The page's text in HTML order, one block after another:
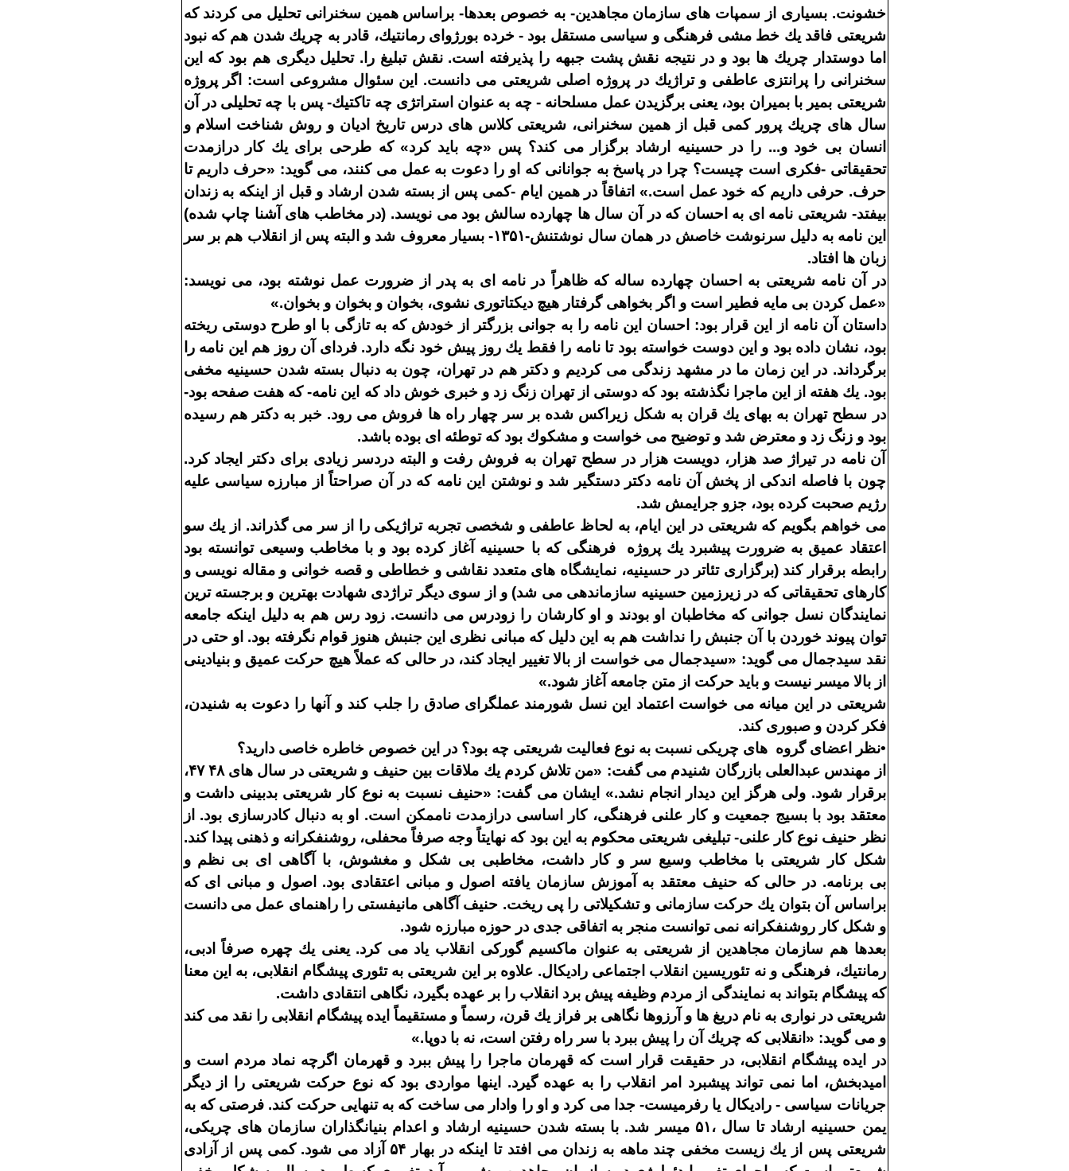
خشونت.بسيارى از سمپات هاى سازمان مجاهدين-به خصوص بعدها- براساس همين سخنرانى تحليل مى كردند كه
شريعتى فاقد يك خط مشى فرهنگى و سياسى مستقل بود -خرده بورژواى رمانتيك، قادر به چريك شدن هم كه نبود
اما دوستدار چريك ها بود و در نتيجه نقش پشت جبهه را پذيرفته است.نقش تبليغ را .تحليل ديگرى هم بود كه اين
سخنرانى را پرانتزى عاطفى و تراژيك در پروژه اصلى شريعتى مى دانست. اين سئوال مشروعى است: اگر پروژه
شريعتى بمير با بميران بود، يعنى برگزيدن عمل مسلحانه-چه به عنوان استراتژى چه تاكتيك-پس با چه تحليلى در آن
سال هاى چريك پرور كمى قبل از همين سخنرانى، شريعتى كلاس هاى درس تاريخ اديان و روش شناخت اسلام و
انسان بى خود و...را در حسينيه ارشاد برگزار مى كند؟ پس «چه بايد كرد»كه طرحى براى يك كار درازمدت
تحقيقاتى-فكرى است چيست؟ چرا در پاسخ به جوانانى كه او را دعوت به عمل مى كنند، مى گويد: «حرف داريم تا
حرف.حرفى داريم كه خود عمل است.» اتفاقاً در همين ايام -كمى پس از بسته شدن ارشاد و قبل از اينكه به زندان
بيفتد- شريعتى نامه اى به احسان كه در آن سال ها چهارده سالش بود مى نويسد. (در مخاطب هاى آشنا چاپ شده)
اين نامه به دليل سرنوشت خاصش در همان سال نوشتنش-۱۳۵۱- بسيار معروف شد و البته پس از انقلاب هم بر سر
زبان ها افتاد.
در آن نامه شريعتى به احسان چهارده ساله كه ظاهراً در نامه اى به پدر از ضرورت عمل نوشته بود، مى نويسد:
«عمل كردن بى مايه فطير است و اگر بخواهى گرفتار هيچ ديكتاتورى نشوى، بخوان و بخوان و بخوان.»
داستان آن نامه از اين قرار بود: احسان اين نامه را به جوانى بزرگتر از خودش كه به تازگى با او طرح دوستى ريخته
بود، نشان داده بود و اين دوست خواسته بود تا نامه را فقط يك روز پيش خود نگه دارد.فرداى آن روز هم اين نامه را
برگرداند. در اين زمان ما در مشهد زندگى مى كرديم و دكتر هم در تهران، چون به دنبال بسته شدن حسينيه مخفى
بود. يك هفته از اين ماجرا نگذشته بود كه دوستى از تهران زنگ زد و خبرى خوش داد كه اين نامه-كه هفت صفحه بود-
در سطح تهران به بهاى يك قران به شكل زيراكس شده بر سر چهار راه ها فروش مى رود. خبر به دكتر هم رسيده
بود و زنگ زد و معترض شد و توضيح مى خواست و مشكوك بود كه توطئه اى بوده باشد.
آن نامه در تيراژ صد هزار، دويست هزار در سطح تهران به فروش رفت و البته دردسر زيادى براى دكتر ايجاد كرد.
چون با فاصله اندكى از پخش آن نامه دكتر دستگير شد و نوشتن اين نامه كه در آن صراحتاً از مبارزه سياسى عليه
رژيم صحبت كرده بود، جزو جرايمش شد.
مى خواهم بگويم كه شريعتى در اين ايام، به لحاظ عاطفى و شخصى تجربه تراژيكى را از سر مى گذراند. از يك سو
اعتقاد عميق به ضرورت پيشبرد يك پروژه
فرهنگى كه با حسينيه آغاز كرده بود و با مخاطب وسيعى توانسته بود
رابطه برقرار كند(برگزارى تئاتر در حسينيه، نمايشگاه هاى متعدد نقاشى و خطاطى و قصه خوانى و مقاله نويسى و
كارهاى تحقيقاتى كه در زيرزمين حسينيه سازماندهى مى شد) و از سوى ديگر تراژدى شهادت بهترين و برجسته ترين
نمايندگان نسل جوانى كه مخاطبان او بودند و او كارشان را زودرس مى دانست. زود رس هم به دليل اينكه جامعه
توان پيوند خوردن با آن جنبش را نداشت هم به اين دليل كه مبانى نظرى اين جنبش هنوز قوام نگرفته بود. او حتى در
نقد سيدجمال مى گويد: «سيدجمال مى خواست از بالا تغيير ايجاد كند، در حالى كه عملاً هيچ حركت عميق و بنيادينى
از بالا ميسر نيست و بايد حركت از متن جامعه آغاز شود.»
شريعتى در اين ميانه مى خواست اعتماد اين نسل شورمند عملگراى صادق را جلب كند و آنها را دعوت به شنيدن،
فكر كردن و صبورى كند.
•نظر اعضاى گروه هاى چريكى نسبت به نوع فعاليت شريعتى چه بود؟ در اين خصوص خاطره خاصى داريد؟
از مهندس عبدالعلى بازرگان شنيدم مى گفت: «من تلاش كردم يك ملاقات بين حنيف و شريعتى در سال هاى۴۸ ۴۷،
برقرار شود. ولى هرگز اين ديدار انجام نشد.» ايشان مى گفت: «حنيف نسبت به نوع كار شريعتى بدبينى داشت و
معتقد بود با بسيج جمعيت و كار علنى فرهنگى، كار اساسى درازمدت ناممكن است. او به دنبال كادرسازى بود. از
نظر حنيف نوع كار علنى-تبليغى شريعتى محكوم به اين بود كه نهايتاً وجه صرفاً محفلى، روشنفكرانه و ذهنى پيدا كند.
شكل كار شريعتى با مخاطب وسيع سر و كار داشت، مخاطبى بى شكل و مغشوش، با آگاهى اى بى نظم و
بى برنامه. در حالى كه حنيف معتقد به آموزش سازمان يافته اصول و مبانى اعتقادى بود. اصول و مبانى
اى كه
براساس آن بتوان يك حركت سازمانى و تشكيلاتى را پى ريخت. حنيف آگاهى مانيفستى را راهنماى عمل مى دانست
و شكل كار روشنفكرانه نمى توانست منجر به اتفاقى جدى در حوزه مبارزه شود.
بعدها هم سازمان مجاهدين از شريعتى به عنوان ماكسيم گوركى انقلاب ياد مى كرد.يعنى يك چهره صرفاً ادبى،
رمانتيك، فرهنگى و نه تئوريسين انقلاب اجتماعى راديكال. علاوه بر اين شريعتى به تئورى پيشگام انقلابى، به اين معنا
كه پيشگام بتواند به نمايندگى از مردم وظيفه پيش برد انقلاب را بر عهده بگيرد، نگاهى انتقادى داشت.
شريعتى در نوارى به نام دريغ ها و آرزوها نگاهى بر فراز يك قرن، رسماً و مستقيماً ايده پيشگام انقلابى را نقد مى كند
و مى گويد: « انقلابى كه چريك آن را پيش ببرد با سر راه رفتن است، نه با دوپا.»
در ايده پيشگام انقلابى، در حقيقت قرار است كه قهرمان ماجرا را پيش ببرد و قهرمان اگرچه نماد مردم است و
اميدبخش، اما نمى تواند پيشبرد امر انقلاب را به عهده گيرد.
اينها مواردى بود كه نوع حركت شريعتى را از ديگر
جريانات سياسى -راديكال يا رفرميست-جدا مى كرد و او را وادار مى ساخت كه به تنهايى حركت كند. فرصتى كه به
يمن حسينيه ارشاد تا سال ،۵۱ ميسر شد. با بسته شدن حسينيه ارشاد و اعدام بنيانگذاران سازمان هاى چريكى،
شريعتى پس از يك زيست مخفى چند ماهه به زندان مى
افتد تا اينكه در بهار ۵۴ آزاد مى شود.كمى پس از آزادى